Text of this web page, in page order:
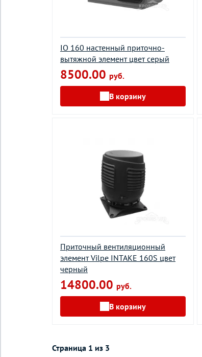
IO 160 настенный приточно-
вытяжной элемент цвет серый
8500.00 руб.
В корзину
Приточный вентиляционный
элемент Vilpe INTAKE 160S цвет
черный
14800.00 руб.
В корзину
Страница 1 из 3